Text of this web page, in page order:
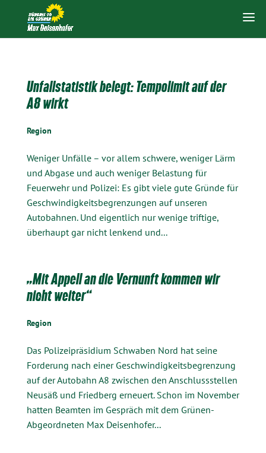
Unfallstatistik belegt: Tempolimit auf der
A8 wirkt
Region
Weniger Unfälle – vor allem schwere, weniger Lärm
und Abgase und auch weniger Belastung für
Feuerwehr und Polizei: Es gibt viele gute Gründe für
Geschwindigkeitsbegrenzungen auf unseren
Autobahnen. Und eigentlich nur wenige triftige,
überhaupt gar nicht lenkend und...
„Mit Appell an die Vernunft kommen wir
nicht weiter“
Region
Das Polizeipräsidium Schwaben Nord hat seine
Forderung nach einer Geschwindigkeitsbegrenzung
auf der Autobahn A8 zwischen den Anschlussstellen
Neusäß und Friedberg erneuert. Schon im November
hatten Beamten im Gespräch mit dem Grünen-
Abgeordneten Max Deisenhofer...